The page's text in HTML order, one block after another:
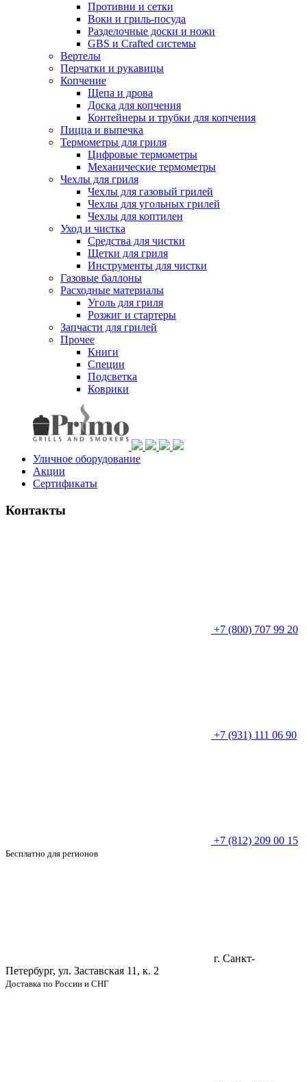
Противни и сетки
Воки и гриль-посуда
Разделочные доски и ножи
GBS и Crafted системы
Вертелы
Перчатки и рукавицы
Копчение
Щепа и дрова
Доска для копчения
Контейнеры и трубки для копчения
Пицца и выпечка
Термометры для гриля
Цифровые термометры
Механические термометры
Чехлы для гриля
Чехлы для газовый грилей
Чехлы для угольных грилей
Чехлы для коптилен
Уход и чистка
Средства для чистки
Щетки для гриля
Инструменты для чистки
Газовые баллоны
Расходные материалы
Уголь для гриля
Розжиг и стартеры
Запчасти для грилей
Прочее
Книги
Специи
Подсветка
Коврики
Уличное оборудование
Акции
Сертификаты
Контакты
+7 (800) 707 99 20
+7 (931) 111 06 90
+7 (812) 209 00 15
Бесплатно для регионов
г. Санкт-
Петербург, ул. Заставская 11, к. 2
Доставка по России и СНГ